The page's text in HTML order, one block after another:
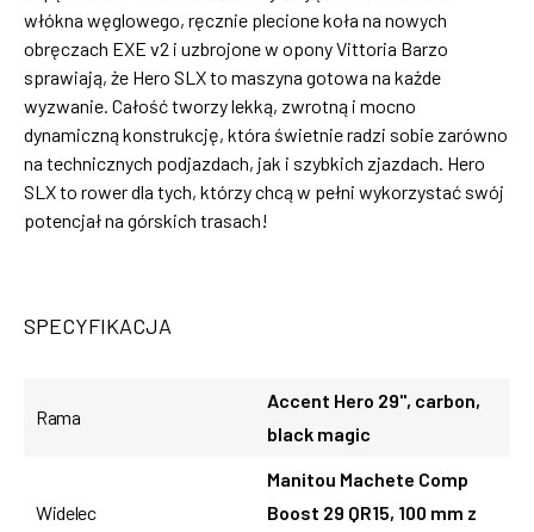
włókna węglowego, ręcznie plecione koła na nowych
obręczach EXE v2 i uzbrojone w opony Vittoria Barzo
sprawiają, że Hero SLX to maszyna gotowa na każde
wyzwanie. Całość tworzy lekką, zwrotną i mocno
dynamiczną konstrukcję, która świetnie radzi sobie zarówno
na technicznych podjazdach, jak i szybkich zjazdach. Hero
SLX to rower dla tych, którzy chcą w pełni wykorzystać swój
potencjał na górskich trasach!
SPECYFIKACJA
Rama
Accent Hero 29", carbon,
black magic
Widelec
Manitou Machete Comp
Boost 29 QR15, 100 mm z